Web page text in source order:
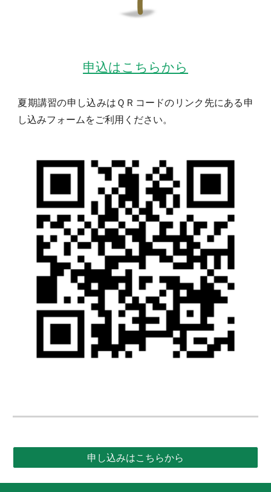
申込はこちらから
夏期講習の申し込みはＱＲコードのリンク先にある申
し込みフォームをご利用ください。
申し込みはこちらから